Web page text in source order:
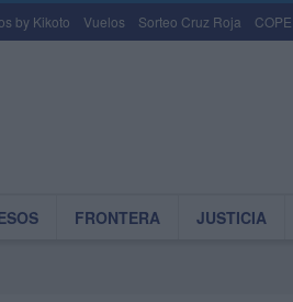
by Kikoto Vuelos Sorteo Cruz Roja
FRONTERA JUSTICIA